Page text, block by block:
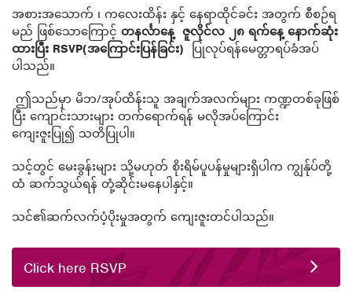
အစားအသောက် ၊ ကလေးထိန်း နှင့် နေရာထိုင်ခင်း အတွက် စီစဉ်ရ
မည် ဖြစ်သောကြောင့် တနင်္လာနေ့ ဇူလိုင်လ ၂၈ ရက်နေ့ နောက်ဆုံး
ထားပြီး RSVP(အကြောင်းပြန်ခြင်း) ပြုလုပ်ရန်မေတ္တာရပ်ခံအပ်
ပါသည်။
ဤသည်မှာ မိဘ/အုပ်ထိန်းသူ အချက်အလက်များ ကဏ္ဍတစ်ခုဖြစ်
ပြီး ကျောင်းသားများ တက်ရောက်ရန် မလိုအပ်ကြောင်း
ကျေးဇူးပြု၍ သတိပြုပါ။
သင့်တွင် မေးခွန်းများ သို့မဟုတ် စိုးရိမ်ပူပန်မှုများရှိပါက ကျွန်ုပ်တို့
ထံ ဆက်သွယ်ရန် တုံ့ဆိုင်းမနေပါနှင့်။
သင်၏ဆက်လက်ပံ့ပိုးမှုအတွက် ကျေးဇူးတင်ပါသည်။
Click here RSVP